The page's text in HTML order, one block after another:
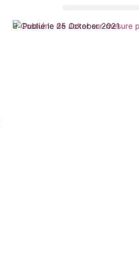
Publié le 25 October 2021